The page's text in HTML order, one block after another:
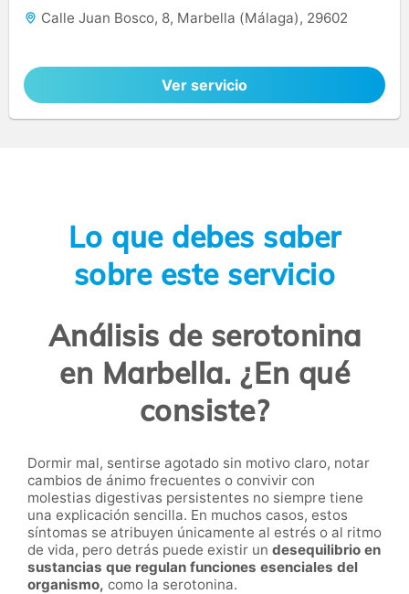
Calle Juan Bosco, 8, Marbella (Málaga), 29602
Ver servicio
Lo que debes saber
sobre este servicio
Análisis de serotonina
en Marbella. ¿En qué
consiste?
Dormir mal, sentirse agotado sin motivo claro, notar
cambios de ánimo frecuentes o convivir con
molestias digestivas persistentes no siempre tiene
una explicación sencilla. En muchos casos, estos
síntomas se atribuyen únicamente al estrés o al ritmo
de vida, pero detrás puede existir un desequilibrio en
sustancias que regulan funciones esenciales del
organismo, como la serotonina.